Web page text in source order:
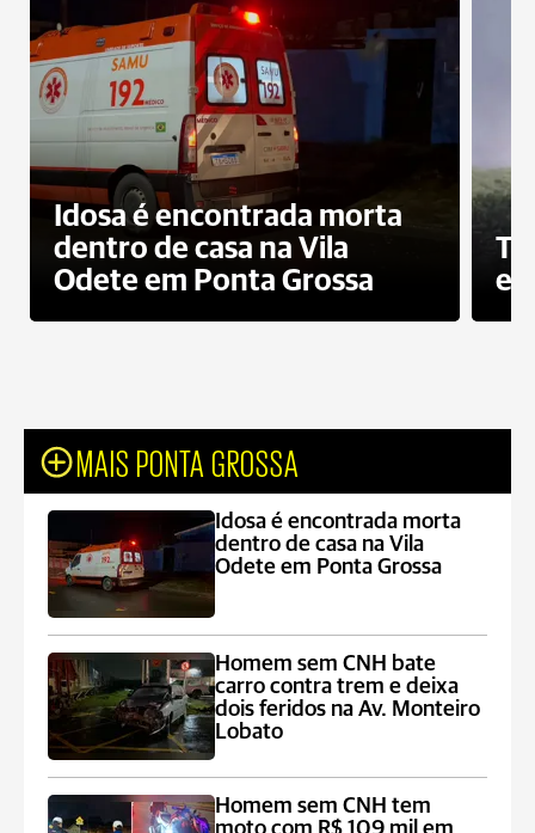
Idosa é encontrada morta
dentro de casa na Vila
Odete em Ponta Grossa
e
MAIS PONTA GROSSA
Idosa é encontrada morta
dentro de casa na Vila
Odete em Ponta Grossa
Homem sem CNH bate
carro contra trem e deixa
dois feridos na Av. Monteiro
Lobato
Homem sem CNH tem